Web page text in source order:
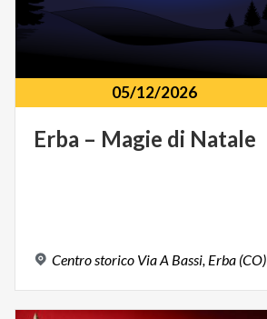
05/12/2026
Erba – Magie di Natale
Centro storico ViaA Bassi, Erba (CO)